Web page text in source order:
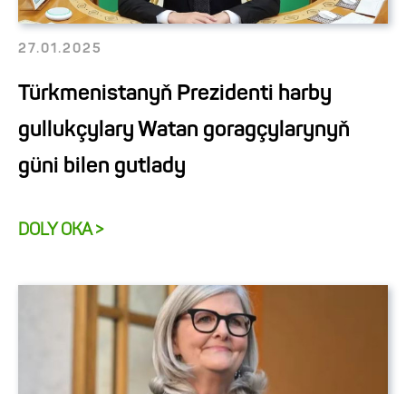
27.01.2025
Türkmenistanyň Prezidenti harby
gullukçylary Watan goragçylarynyň
güni bilen gutlady
DOLY OKA >